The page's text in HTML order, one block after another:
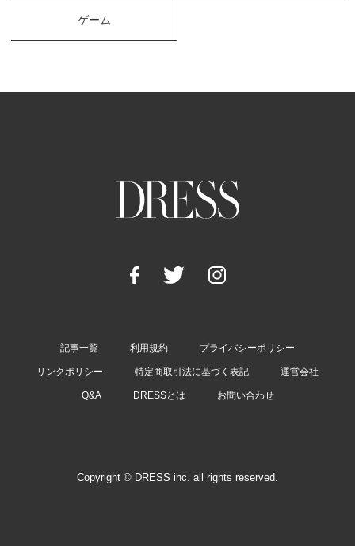
ゲーム
記事一覧 利用規約 プライバシーポリシー
リンクポリシー 特定商取引法に基づく表記 運営会社
Q&A DRESSとは お問い合わせ
Copyright © DRESS inc. all rights reserved.